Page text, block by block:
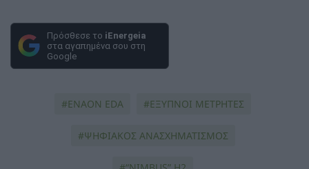
Πρόσθεσε το iEnergeia
στα αγαπημένα σου στη
Google
ENAON EDA ΕΞΥΠΝΟΙ ΜΕΤΡΗΤΕΣ
ΨΗΦΙΑΚΟΣ ΑΝΑΣΧΗΜΑΤΙΣΜΟΣ